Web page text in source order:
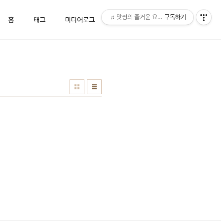
홈 태그 미디어로그 위치로그 방명록
♬맛짱의 즐거운 요리시간♬
구독하기